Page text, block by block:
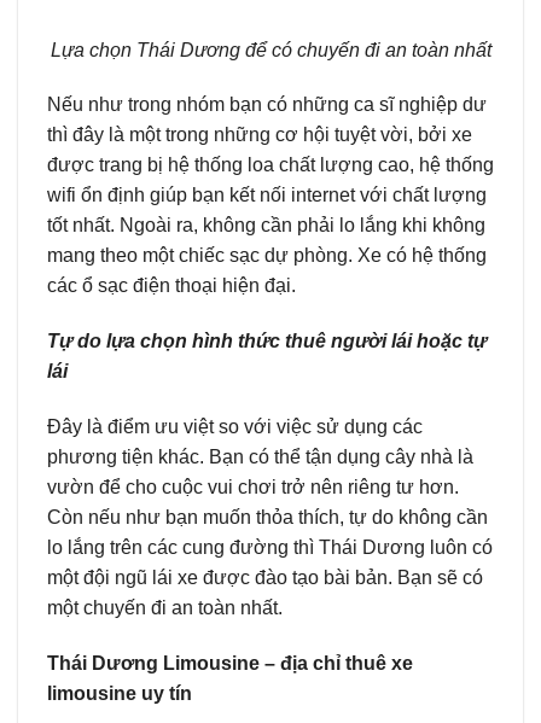
Lựa chọn Thái Dương để có chuyến đi an toàn nhất
Nếu như trong nhóm bạn có những ca sĩ nghiệp dư
thì đây là một trong những cơ hội tuyệt vời, bởi xe
được trang bị hệ thống loa chất lượng cao, hệ thống
wifi ổn định giúp bạn kết nối internet với chất lượng
tốt nhất. Ngoài ra, không cần phải lo lắng khi không
mang theo một chiếc sạc dự phòng. Xe có hệ thống
các ổ sạc điện thoại hiện đại.
Tự do lựa chọn hình thức thuê người lái hoặc tự
lái
Đây là điểm ưu việt so với việc sử dụng các
phương tiện khác. Bạn có thể tận dụng cây nhà là
vườn để cho cuộc vui chơi trở nên riêng tư hơn.
Còn nếu như bạn muốn thỏa thích, tự do không cần
lo lắng trên các cung đường thì Thái Dương luôn có
một đội ngũ lái xe được đào tạo bài bản. Bạn sẽ có
một chuyến đi an toàn nhất.
Thái Dương Limousine – địa chỉ thuê xe
limousine uy tín